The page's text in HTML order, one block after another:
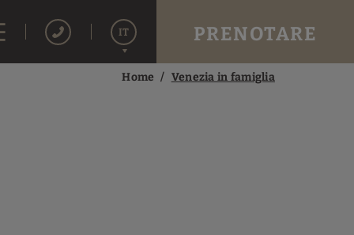
IT PRENOTARE
Home Venezia in famiglia